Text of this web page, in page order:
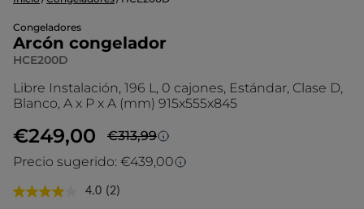
Congeladores
Arcón congelador
HCE200D
Libre Instalación, 196 L, 0 cajones, Estándar, Clase D,
Blanco, A x P x A (mm) 915x555x845
€249,00
€313,99
Precio más bajo de los últimos 30 días
El % de descuento se redondea al número
Precio sugerido: €439,00
Precio sugerido
4.0 Lea
(2)